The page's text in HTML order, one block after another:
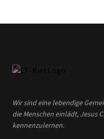
Wir sind eine lebendige
die Menschen einlädt, Jesus
kennenzulernen.